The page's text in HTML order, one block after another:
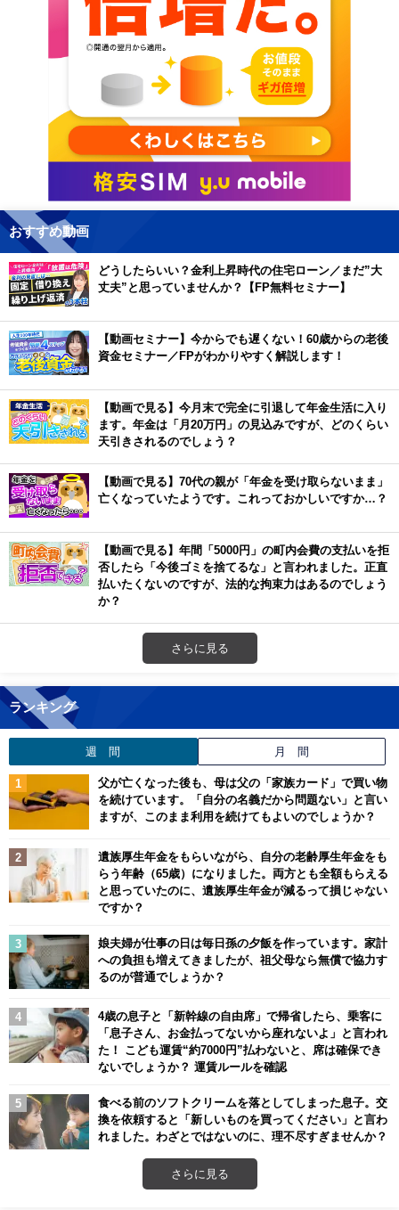
おすすめ動画
どうしたらいい？金利上昇時代の住宅ローン／まだ”大
丈夫”と思っていませんか？【FP無料セミナー】
【動画セミナー】今からでも遅くない！60歳からの老後
資金セミナー／FPがわかりやすく解説します！
【動画で見る】今月末で完全に引退して年金生活に入り
ます。年金は「月20万円」の見込みですが、どのくらい
天引きされるのでしょう？
【動画で見る】70代の親が「年金を受け取らないまま」
亡くなっていたようです。これっておかしいですか…？
【動画で見る】年間「5000円」の町内会費の支払いを拒
否したら「今後ゴミを捨てるな」と言われました。正直
払いたくないのですが、法的な拘束力はあるのでしょう
か？
さらに見る
ランキング
週 間 月 間
父が亡くなった後も、母は父の「家族カード」で買い物
を続けています。「自分の名義だから問題ない」と言い
ますが、このまま利用を続けてもよいのでしょうか？
遺族厚生年金をもらいながら、自分の老齢厚生年金をも
らう年齢（65歳）になりました。両方とも全額もらえる
と思っていたのに、遺族厚生年金が減るって損じゃない
ですか？
娘夫婦が仕事の日は毎日孫の夕飯を作っています。家計
への負担も増えてきましたが、祖父母なら無償で協力す
るのが普通でしょうか？
4歳の息子と「新幹線の自由席」で帰省したら、乗客に
「息子さん、お金払ってないから座れないよ」と言われ
た！ こども運賃“約7000円”払わないと、席は確保でき
ないでしょうか？ 運賃ルールを確認
食べる前のソフトクリームを落としてしまった息子。交
換を依頼すると「新しいものを買ってください」と言わ
れました。わざとではないのに、理不尽すぎませんか？
さらに見る